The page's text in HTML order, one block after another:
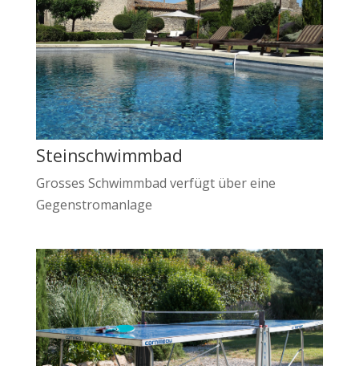
Steinschwimmbad
Grosses Schwimmbad verfügt über eine
Gegenstromanlage